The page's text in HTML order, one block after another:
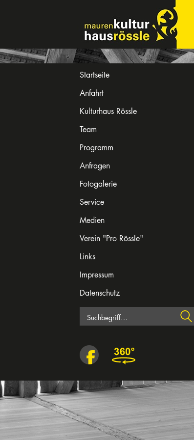
Startseite
Anfahrt
Kulturhaus Rössle
Team
Programm
Anfragen
Fotogalerie
Service
Medien
Verein "Pro Rössle"
Links
Impressum
Datenschutz